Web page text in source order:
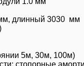
длинный 3030 мм
5м, 30м, 100м)
стопорные